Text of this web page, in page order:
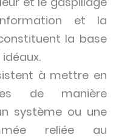
et la
la base
à mettre en
de manière
système ou une
reliée au